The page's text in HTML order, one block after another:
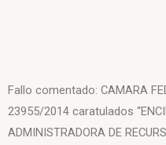
Fallo comentado: CAMARA
23955/2014 caratulados
ADMINISTRADORA DE